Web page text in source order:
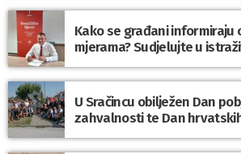
Kako se građani informiraju
mjerama? Sudjelujte u
U Sračincu obilježen Dan
zahvalnosti te Dan